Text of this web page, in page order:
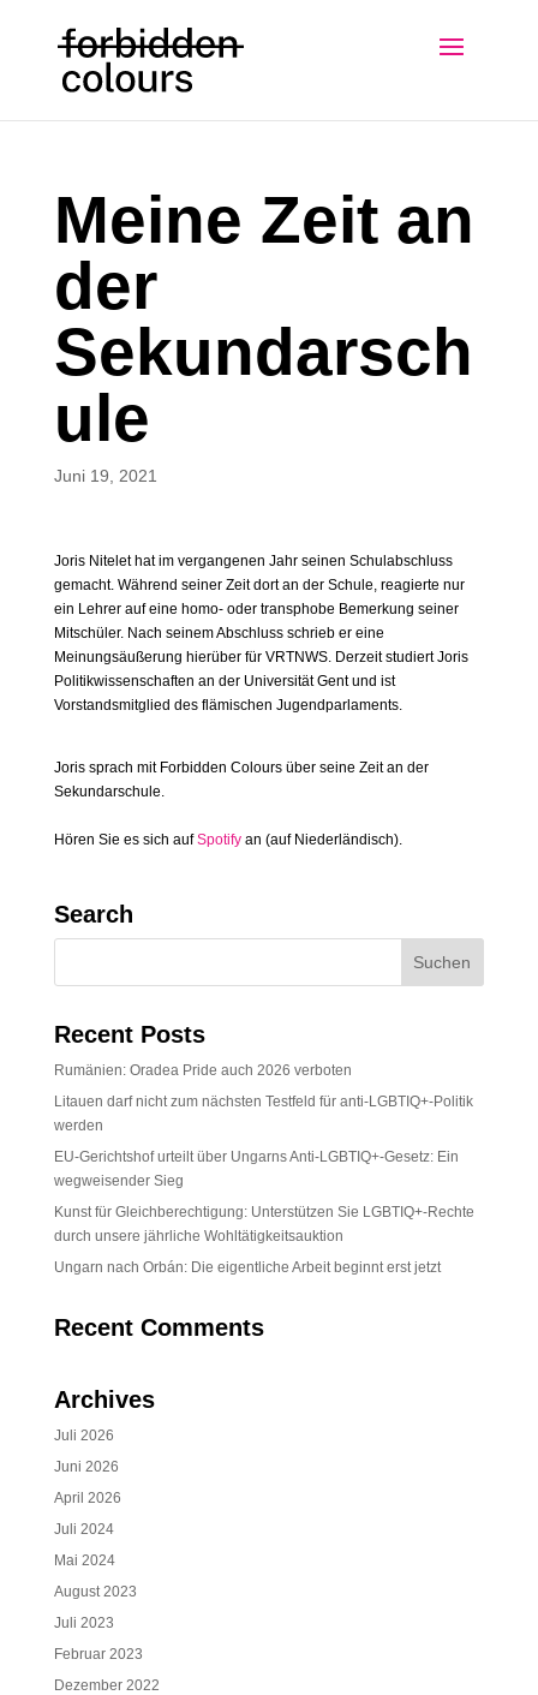
Meine Zeit an
der
Sekundarsch
ule
Juni 19, 2021
Joris Nitelet hat im vergangenen Jahr seinen Schulabschluss
gemacht. Während seiner Zeit dort an der Schule, reagierte nur
ein Lehrer auf eine homo- oder transphobe Bemerkung seiner
Mitschüler. Nach seinem Abschluss schrieb er eine
Meinungsäußerung hierüber für VRTNWS. Derzeit studiert Joris
Politikwissenschaften an der Universität Gent und ist
Vorstandsmitglied des flämischen Jugendparlaments.
Joris sprach mit Forbidden Colours über seine Zeit an der
Sekundarschule.
Hören Sie es sich aufSpotifyan (auf Niederländisch).
Search
Recent Posts
Rumänien: Oradea Pride auch 2026 verboten
Litauen darf nicht zum nächsten Testfeld für anti-LGBTIQ+-Politik
werden
EU-Gerichtshof urteilt über Ungarns Anti-LGBTIQ+-Gesetz: Ein
wegweisender Sieg
Kunst für Gleichberechtigung: Unterstützen Sie LGBTIQ+-Rechte
durch unsere jährliche Wohltätigkeitsauktion
Ungarn nach Orbán: Die eigentliche Arbeit beginnt erst jetzt
Recent Comments
Archives
Juli 2026
Juni 2026
April 2026
Juli 2024
Mai 2024
August 2023
Juli 2023
Februar 2023
Dezember 2022